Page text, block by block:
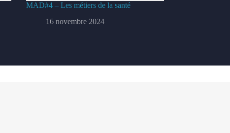
MAD#4 – Les métiers de la santé
16 novembre 2024